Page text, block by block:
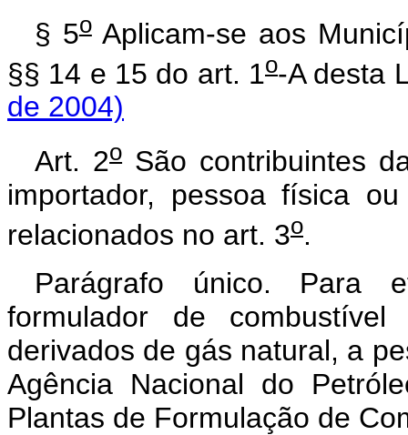
§ 5oAplicam-se aos
§§ 14 e 15 do art. 1o-A
de 2004)
Art. 2oSão contribuintes
importador, pessoa física
relacionados no art. 3o.
Parágrafo único. Para
formulador de
derivados de gás natural, a
Agência Nacional do
Plantas de Formulação de